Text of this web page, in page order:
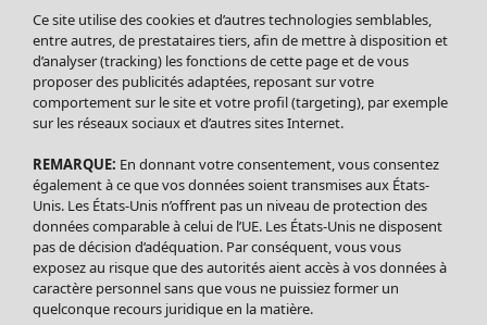
Soldes Vêtements
Tous les vêtements
Robes
Tuniques
Blouses
Tops
Gilets
Pantalon
Jupes
Ce site utilise des cookies et d’autres technologies semblables,
entre autres, de prestataires tiers, afin de mettre à disposition et
d’analyser (tracking) les fonctions de cette page et de vous
proposer des publicités adaptées, reposant sur votre
comportement sur le site et votre profil (targeting), par exemple
sur les réseaux sociaux et d’autres sites Internet.
REMARQUE: En donnant votre consentement, vous consentez
également à ce que vos données soient transmises aux États-
Unis. Les États-Unis n’offrent pas un niveau de protection des
données comparable à celui de l’UE. Les États-Unis ne disposent
pas de décision d’adéquation. Par conséquent, vous vous
exposez au risque que des autorités aient accès à vos données à
caractère personnel sans que vous ne puissiez former un
quelconque recours juridique en la matière.